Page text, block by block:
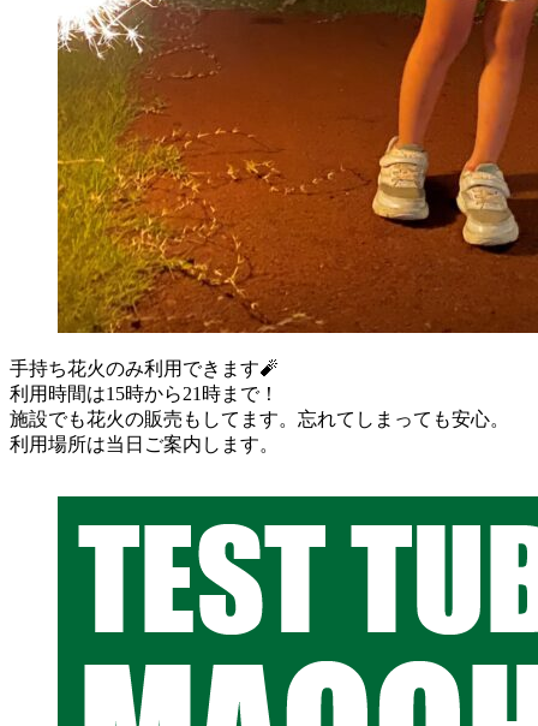
手持ち花火のみ利用できます🧨
利用時間は15時から21時まで！
施設でも花火の販売もしてます。忘れてしまっても安心。
利用場所は当日ご案内します。